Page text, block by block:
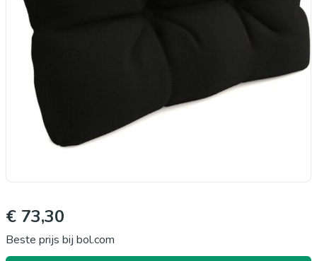
€ 73,30
Beste prijs bij bol.com